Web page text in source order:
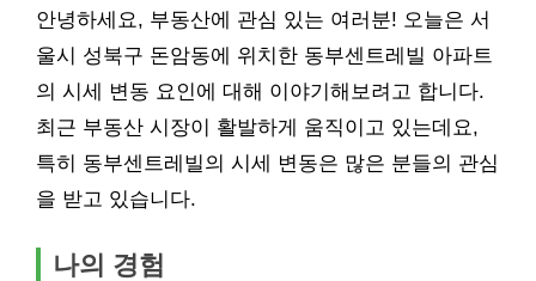
안녕하세요, 부동산에 관심 있는 여러분! 오늘은 서
울시 성북구 돈암동에 위치한 동부센트레빌 아파트
의 시세 변동 요인에 대해 이야기해보려고 합니다.
최근 부동산 시장이 활발하게 움직이고 있는데요,
특히 동부센트레빌의 시세 변동은 많은 분들의 관심
을 받고 있습니다.
나의 경험